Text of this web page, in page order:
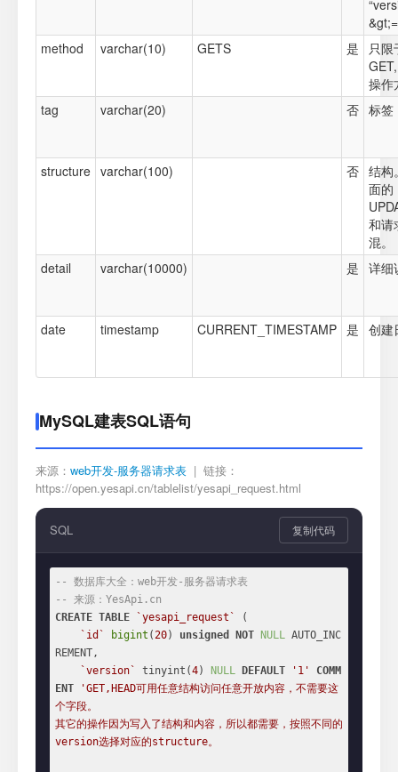
method
varchar(10) GETS 是
只限
操作
tag
varchar(20) 否 标签
structure varchar(100) 否 结构
面的
和请
混。
detail
varchar(10000) 是 详细
date timestamp CURRENT_TIMESTAMP 是 创建
MySQL建表SQL语句
来源： web开发-服务器请求表 | 链接：
https://open.yesapi.cn/tablelist/yesapi_request.html
SQL 复制代码
-- 数据库大全：web开发-服务器请求表
-- 来源：YesApi.cn
CREATE TABLE `yesapi_request`
(
`id`
bigint (20) unsigned NOT NULL AUTO_INC
REMENT,
`version`
tinyint(4) NULL DEFAULT '1'
COMM
ENT
'GET,HEAD可用任意结构访问任意开放内容，不需要这
个字段。
其它的操作因为写入了结构和内容，所以都需要，按照不同的
version选择对应的structure。